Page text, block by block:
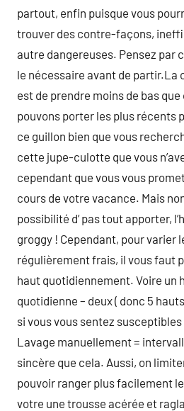
partout, enfin puisque vous
trouver des contre-façons,
autre dangereuses. Pensez par
le nécessaire avant de partir.La
est de prendre moins de bas
pouvons porter les plus récents
ce guillon bien que vous
cette jupe-culotte que vous
cependant que vous vous
cours de votre vacance. Mais
possibilité d’ pas tout apporter,
groggy ! Cependant, pour varier
régulièrement frais, il vous faut
haut quotidiennement. Voire un
quotidienne – deux ( donc 5
si vous vous sentez
Lavage manuellement =
sincère que cela. Aussi, on
pouvoir ranger plus facilement
votre une trousse acérée et